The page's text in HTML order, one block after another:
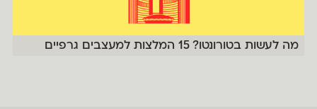
מה לעשות בטורונטו? 15 המלצות למעצבים גרפיים